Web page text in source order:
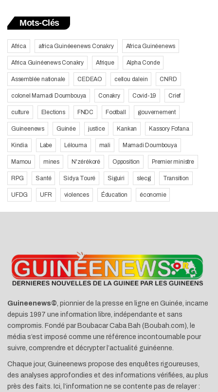
Mots-Clés
Africa africa Guinéeenews Conakry Africa Guinéenews
Africa Guinéenews Conakry Afrique Alpha Conde
Assemblée nationale CEDEAO cellou dalein CNRD
colonel Mamadi Doumbouya Conakry Covid-19 Crief
culture Elections FNDC Football gouvernement
Guineenews Guinée justice Kankan Kassory Fofana
Kindia Labe Lélouma mali Mamadi Doumbouya
Mamou mines N'zérékoré Opposition Premier ministre
RPG Santé Sidya Touré Siguiri slecg Transition
UFDG UFR violences Éducation économie
Guineenews©, pionnier de la presse en ligne en Guinée, incarne
depuis 1997 une information libre, indépendante et sans
compromis. Fondé par Boubacar Caba Bah (Boubah.com), le
média s’est imposé comme une référence incontournable pour
suivre, comprendre et décrypter l’actualité guinéenne.
Chaque jour, Guineenews propose des enquêtes rigoureuses,
des analyses approfondies et des informations vérifiées, au plus
près des faits. Ici, l’information ne se contente pas de relayer :